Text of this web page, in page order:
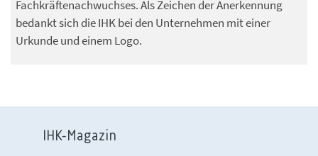
Fachkräftenachwuchses. Als Zeichen der Anerkennung
bedankt sich die IHK bei den Unternehmen mit einer
Urkunde und einem Logo.
IHK-Magazin